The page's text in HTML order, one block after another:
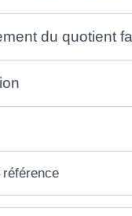
du quotient
référence